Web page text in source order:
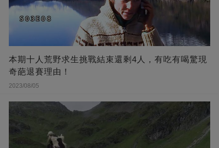
本期十人荒野求生挑戰結束還剩4人，有吃有喝驚現
奇葩退賽理由！
2023/08/05